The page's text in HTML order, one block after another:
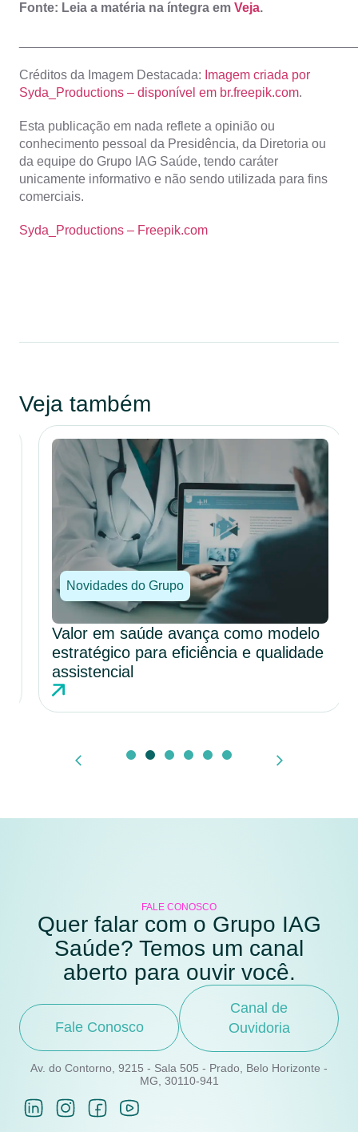
Fonte: Leia a matéria na íntegra em Veja.
Créditos da Imagem Destacada: Imagem criada por
Syda_Productions – disponível em br.freepik.com.
Esta publicação em nada reflete a opinião ou
conhecimento pessoal da Presidência, da Diretoria ou
da equipe do Grupo IAG Saúde, tendo caráter
unicamente informativo e não sendo utilizada para fins
comerciais.
Syda_Productions – Freepik.com
Veja também
Novidades do Grupo
Valor em saúde avança como modelo
estratégico para eficiência e qualidade
assistencial
FALE CONOSCO
Quer falar com o Grupo IAG
Saúde? Temos um canal
aberto para ouvir você.
Fale Conosco
Canal de
Ouvidoria
Av. do Contorno, 9215 - Sala 505 - Prado, Belo Horizonte -
MG, 30110-941